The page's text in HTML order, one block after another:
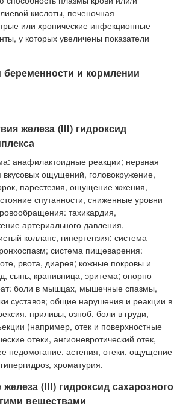
кислоты, печеночная
или хронические инфекционные
у которых увеличены показатели
и кормлении
железа (III) гидроксид
анафилактоидные реакции; нервная
ощущений, головокружение,
парестезия, ощущение жжения,
спутанности, сниженные уровни
тахикардия,
артериального давления,
коллапс, гипертензия; система
система пищеварения:
рвота, диарея; кожные покровы и
сыпь, крапивница, эритема; опорно-
боли в мышцах, мышечные спазмы,
суставов; общие нарушения и реакции в
приливы, озноб, боли в груди,
(например, отек и поверхностные
отеки, ангионевротический отек,
недомогание, астения, отеки, ощущение
хроматурия.
(III) гидроксид сахарозного
веществами